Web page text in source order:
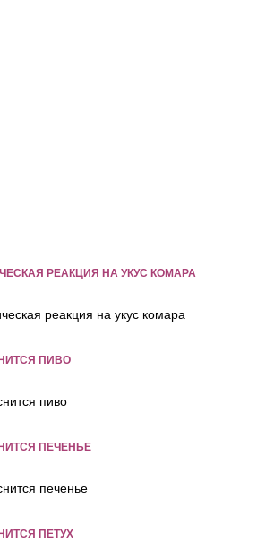
РЕАКЦИЯ НА УКУС КОМАРА
ПИВО
ПЕЧЕНЬЕ
ПЕТУХ